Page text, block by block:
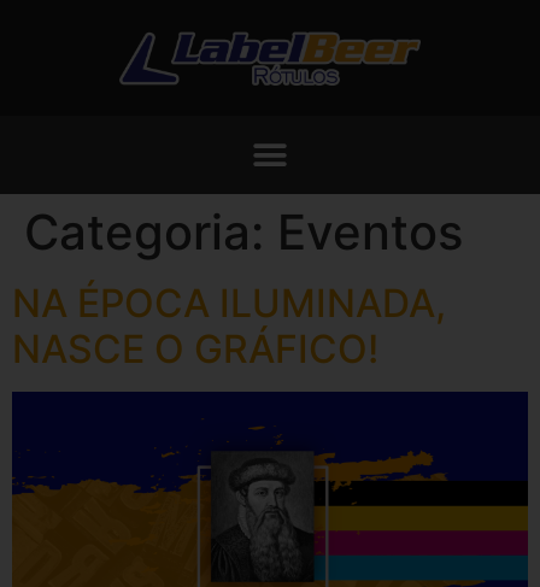
Categoria: Eventos
NA ÉPOCA ILUMINADA,
NASCE O GRÁFICO!